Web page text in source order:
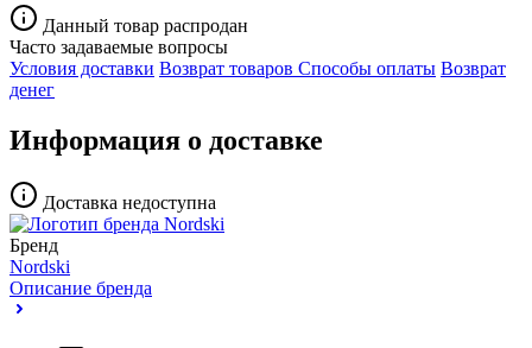
Данный товар распродан
Часто задаваемые вопросы
Условия доставки Возврат товаров Способы оплаты Возврат
денег
Информация о доставке
Доставка недоступна
Бренд
Nordski
Описание бренда